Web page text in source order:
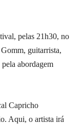
pelas 21h30, no
guitarrista,
abordagem
Capricho
Aqui, o artista irá